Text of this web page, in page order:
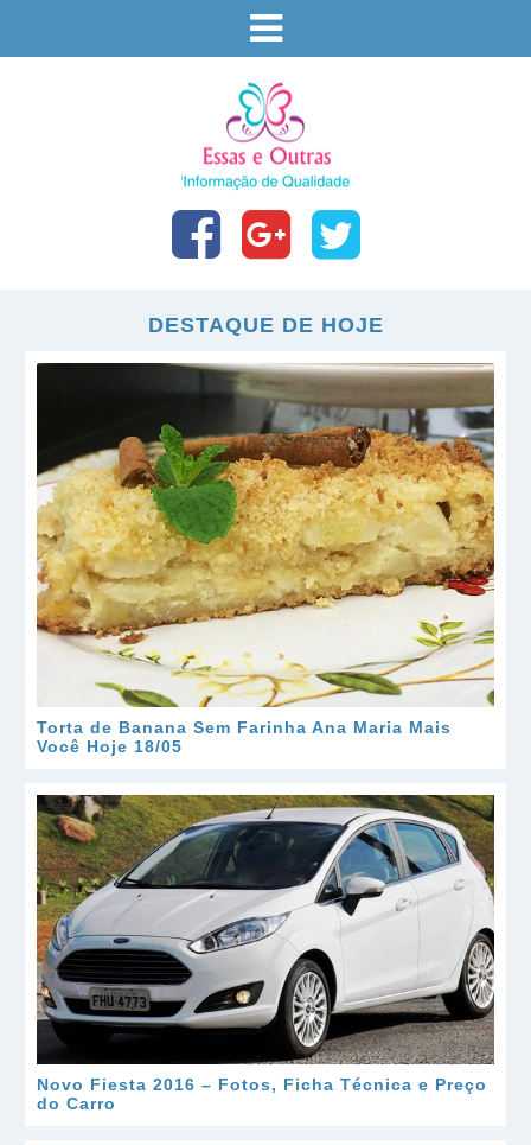
DESTAQUE DE HOJE
Torta de Banana Sem Farinha Ana Maria Mais
Você Hoje 18/05
Novo Fiesta 2016 – Fotos, Ficha Técnica e Preço
do Carro